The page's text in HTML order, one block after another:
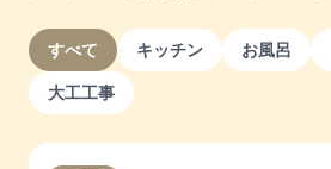
すべて キッチン お風呂
大工工事